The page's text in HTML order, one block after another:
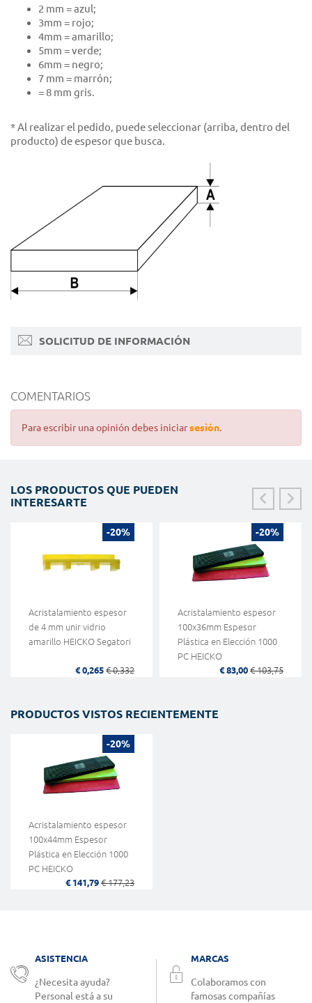
2 mm = azul;
3mm = rojo;
4mm = amarillo;
5mm = verde;
6mm = negro;
7 mm = marrón;
= 8 mm gris.
* Al realizar el pedido, puede seleccionar (arriba, dentro del
producto) de espesor que busca.
SOLICITUD DE INFORMACIÓN
COMENTARIOS
Para escribir una opinión debes iniciarsesión.
LOS PRODUCTOS QUE PUEDEN
INTERESARTE
-20%
Acristalamiento espesor
de 4 mm unir vidrio
amarillo HEICKO Segatori
€ 0,265 € 0,332
-20%
Acristalamiento espesor
100x36mm Espesor
Plástica en Elección 1000
PC HEICKO
€ 83,00 € 103,75
PRODUCTOS VISTOS RECIENTEMENTE
-20%
Acristalamiento espesor
100x44mm Espesor
Plástica en Elección 1000
PC HEICKO
€ 141,79 € 177,23
ASISTENCIA
¿Necesita ayuda?
Personal está a su
MARCAS
Colaboramos con
famosas compañías